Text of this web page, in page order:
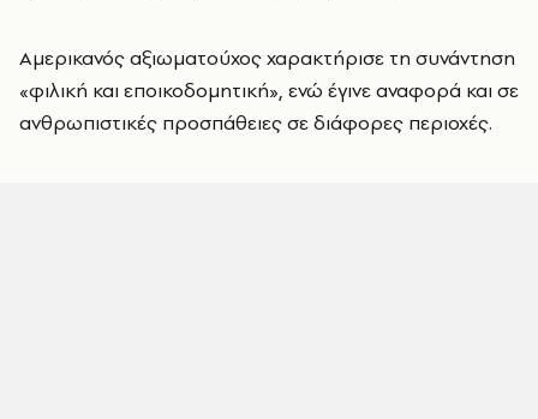
Αμερικανός αξιωματούχος χαρακτήρισε τη συνάντηση
«φιλική και εποικοδομητική», ενώ έγινε αναφορά και σε
ανθρωπιστικές προσπάθειες σε διάφορες περιοχές.